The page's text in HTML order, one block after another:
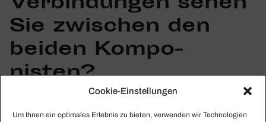
Cookie-Einstellungen
Um Ihnen ein optimales Erlebnis zu bieten, verwenden wir Technologien
Sie zwischen den
beiden Kompo­
nisten?
Viel mehr inter­es­siert mich, was sie vonein­ander